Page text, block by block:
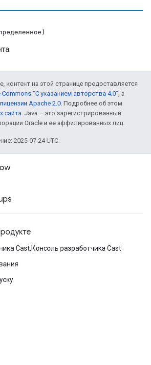
контент на этой странице предоставляется
Commons "С указанием авторства 4.0", а
лицензии Apache 2.0. Подробнее об этом
сайта. Java – это зарегистрированный
Oracle и ее аффилированных лиц.
2025-07-24 UTC.
Cast,Консоль разработчика Cast